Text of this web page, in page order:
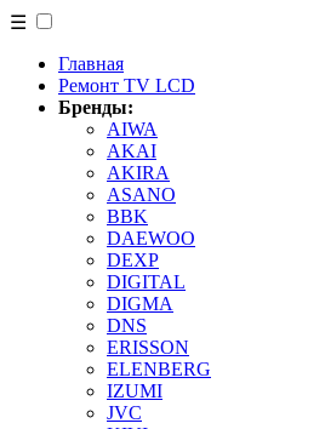
☰
Главная
Ремонт TV LCD
Бренды:
AIWA
AKAI
AKIRA
ASANO
BBK
DAEWOO
DEXP
DIGITAL
DIGMA
DNS
ERISSON
ELENBERG
IZUMI
JVC